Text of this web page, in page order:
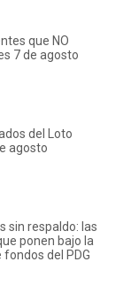
que NO
7 de agosto
del Loto
agosto
sin respaldo: las
ponen bajo la
del PDG